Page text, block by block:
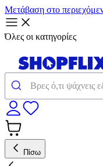
Μετάβαση στο
Όλες οι κατηγορίες
Πίσω